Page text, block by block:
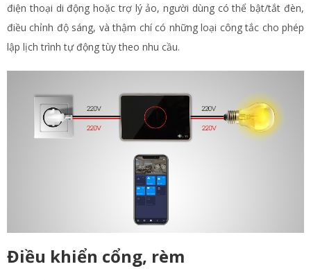
điện thoại di động hoặc trợ lý ảo, người dùng có thể bật/tắt đèn,
điều chỉnh độ sáng, và thậm chí có những loại công tắc cho phép
lập lịch trình tự động tùy theo nhu cầu.
Điều khiển cổng, rèm